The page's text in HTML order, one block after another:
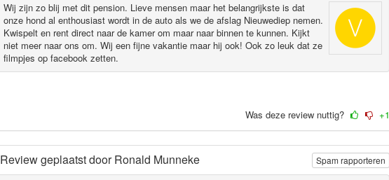
Wij zijn zo blij met dit pension. Lieve mensen maar het belangrijkste is dat
onze hond al enthousiast wordt in de auto als we de afslag Nieuwediep nemen.
Kwispelt en rent direct naar de kamer om maar naar binnen te kunnen. Kijkt
niet meer naar ons om. Wij een fijne vakantie maar hij ook! Ook zo leuk dat ze
filmpjes op facebook zetten.
Was deze review nuttig? +1
Review geplaatst doorRonald Munneke Spam rapporteren